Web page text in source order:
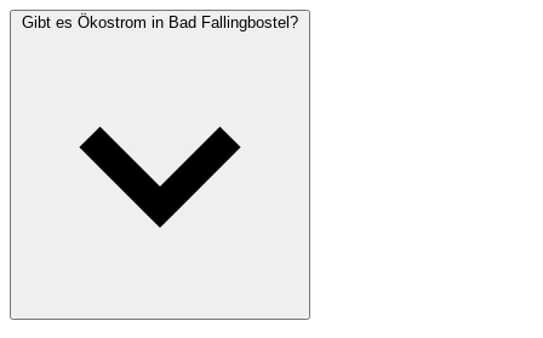
Gibt es Ökostrom in Bad Fallingbostel?